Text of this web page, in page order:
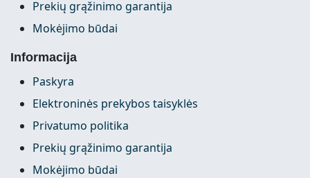
Prekių grąžinimo garantija
Mokėjimo būdai
Informacija
Paskyra
Elektroninės prekybos taisyklės
Privatumo politika
Prekių grąžinimo garantija
Mokėjimo būdai